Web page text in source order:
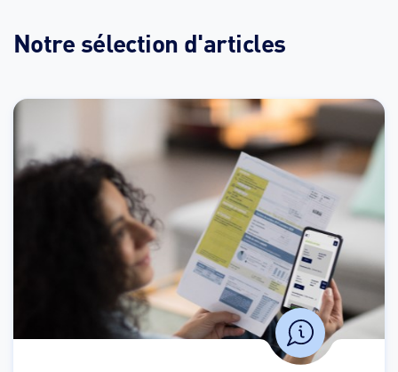
Notre sélection d'articles